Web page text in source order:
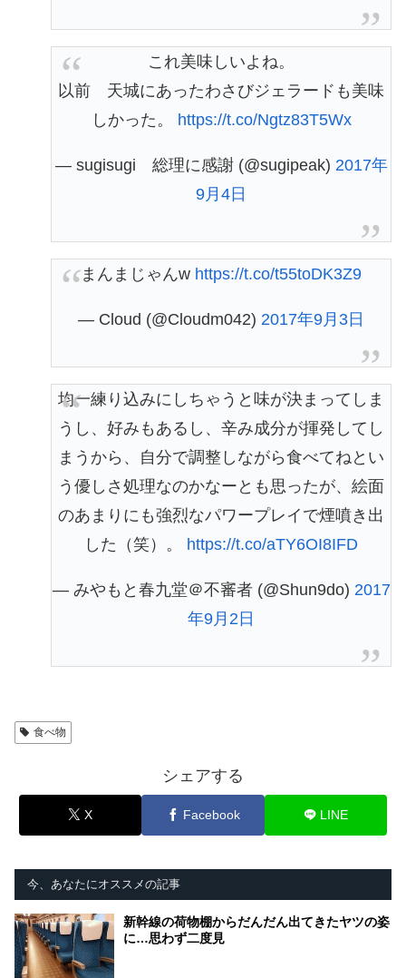
これ美味しいよね。
以前 天城にあったわさびジェラードも美味
しかった。 https://t.co/Ngtz83T5Wx
— sugisugi 総理に感謝 (@sugipeak) 2017年
9月4日
まんまじゃんw https://t.co/t55toDK3Z9
— Cloud (@Cloudm042) 2017年9月3日
均一練り込みにしちゃうと味が決まってしま
うし、好みもあるし、辛み成分が揮発してし
まうから、自分で調整しながら食べてねとい
う優しさ処理なのかなーとも思ったが、絵面
のあまりにも強烈なパワープレイで煙噴き出
した（笑）。 https://t.co/aTY6OI8IFD
— みやもと春九堂＠不審者 (@Shun9do) 2017
年9月2日
食べ物
シェアする
X Facebook LINE
今、あなたにオススメの記事
新幹線の荷物棚からだんだん出てきたヤツの姿
に…思わず二度見